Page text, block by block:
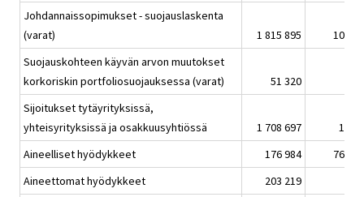
Johdannaissopimukset - suojauslaskenta
(varat)
1 815 895
100
Suojauskohteen käyvän arvon muutokset
korkoriskin portfoliosuojauksessa (varat)
51 320
Sijoitukset tytäyrityksissä,
yhteisyrityksissä ja osakkuusyhtiössä
1 708 697
16
Aineelliset hyödykkeet
176 984
764
Aineettomat hyödykkeet
203 219